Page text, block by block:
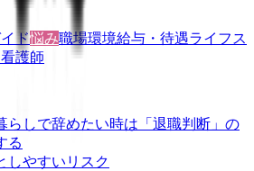
ド悩み職場環境給与・待遇ライフス
看護師
らしで辞めたい時は「退職判断」の
る
しやすいリスク